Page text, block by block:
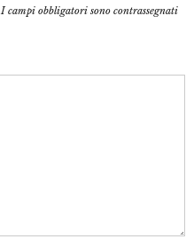
I campi obbligatori sono contrassegnati